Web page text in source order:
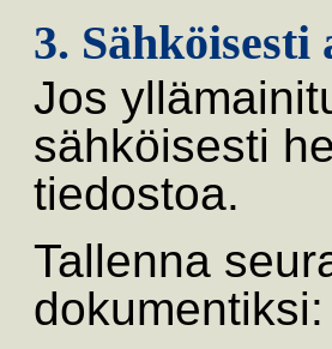
3.
Jos
sähköisesti
tiedostoa.
Tallenna
dokumentiksi: